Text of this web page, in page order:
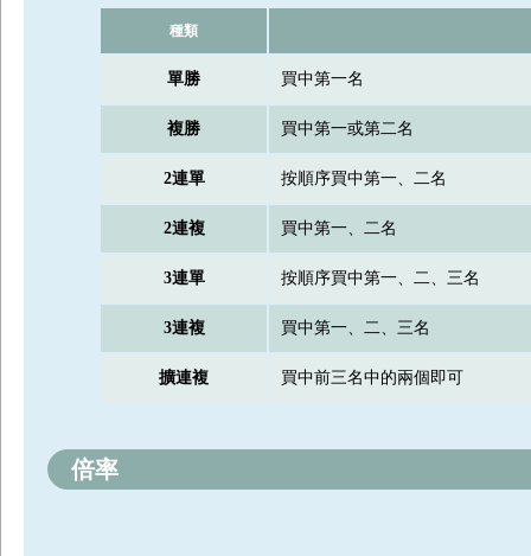
種類
單勝 買中第一名
複勝 買中第一或第二名
2連單 按順序買中第一、二名
2連複 買中第一、二名
3連單 按順序買中第一、二、三名
3連複 買中第一、二、三名
擴連複 買中前三名中的兩個即可
倍率